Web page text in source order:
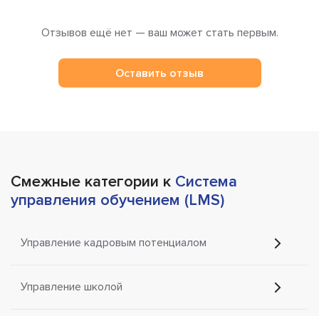
Отзывов ещё нет — ваш может стать первым.
Оставить отзыв
Смежные категории к Система
управления обучением (LMS)
Управление кадровым потенциалом
Управление школой